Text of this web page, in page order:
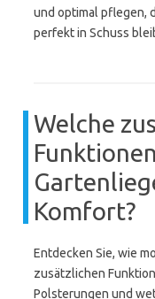
und optimal pflegen,
perfekt in Schuss
Welche
Komfort?
Entdecken Sie, wie
zusätzlichen
Polsterungen und